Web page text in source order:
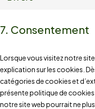
7. Consentement
Lorsque vous visitez notre
explication sur les cookies.
catégories de cookies et
présente politique de
notre site web pourrait ne